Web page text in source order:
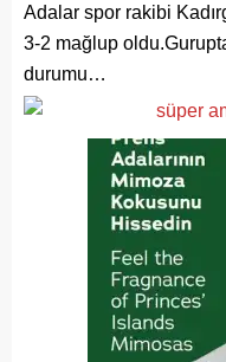
Adalar spor rakibi
3-2 mağlup
durumu…